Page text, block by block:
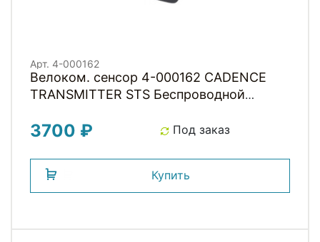
Арт. 4-000162
Велоком. cенсор 4-000162 CADENCE
TRANSMITTER STS Беспроводной
SIGMA
3700 ₽ Под заказ
Купить